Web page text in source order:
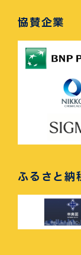
協賛企業
ふるさと納